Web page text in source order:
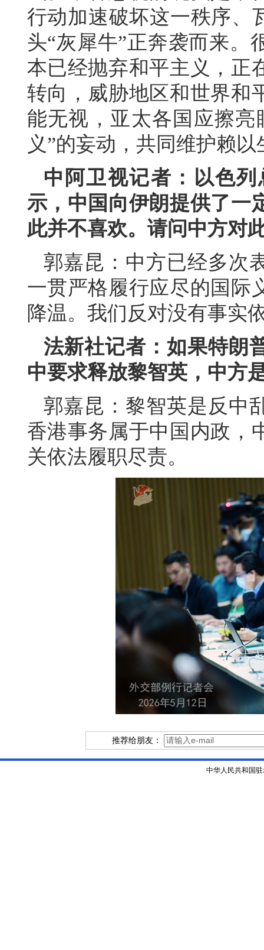
行动加速破坏这一秩序、
头“灰犀牛”正奔袭而来。
本已经抛弃和平主义，正
转向，威胁地区和世界和
能无视，亚太各国应擦
义”的妄动，共同维护赖
中阿卫视记者：以色
示，中国向伊朗提供了一
此并不喜欢。请问中方对
郭嘉昆：中方已经多次
一贯严格履行应尽的国际
降温。我们反对没有事实
法新社记者：如果特朗
中要求释放黎智英，中方
郭嘉昆：黎智英是反中
香港事务属于中国内政，
关依法履职尽责。
推荐给朋友：
中华人民共和国